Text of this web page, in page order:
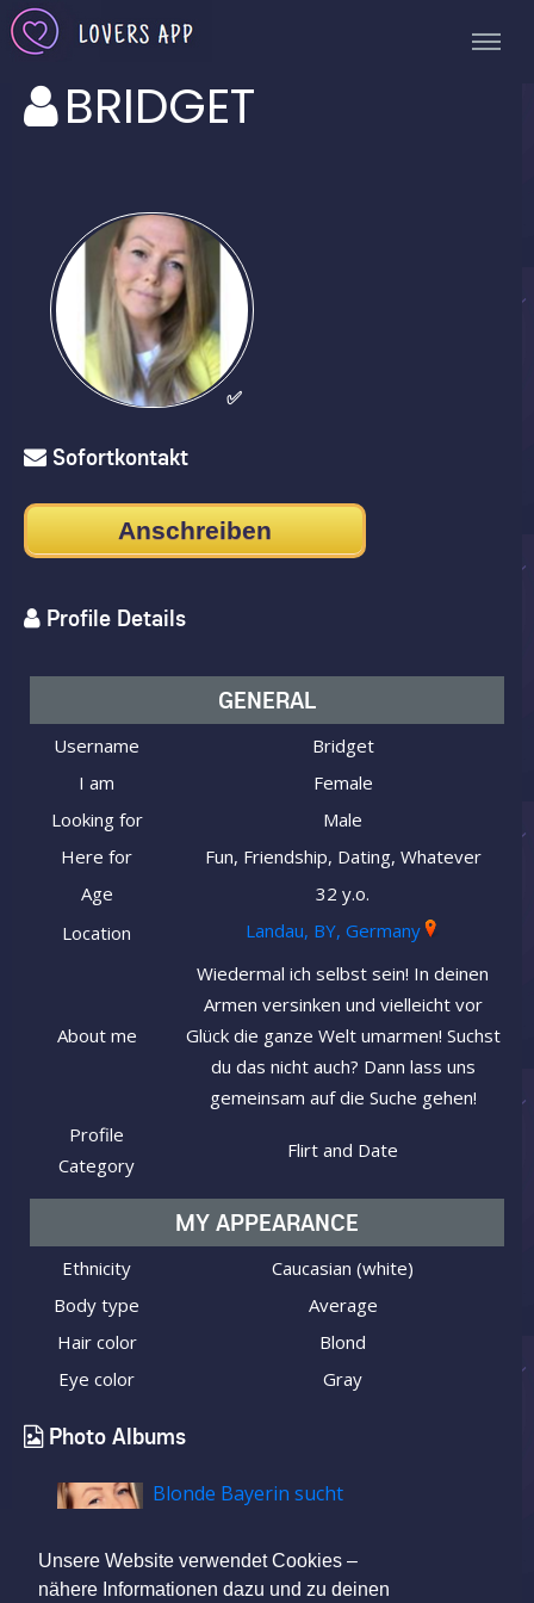
Unsere Website verwendet Cookies –
nähere Informationen dazu und zu deinen
BRIDGET
✅
Sofortkontakt
Anschreiben
Profile Details
GENERAL
Username
Bridget
I am
Female
Looking for
Male
Here for
Fun, Friendship, Dating, Whatever
Age
32 y.o.
Location
Landau, BY, Germany
About me
Wiedermal ich selbst sein! In deinen
Armen versinken und vielleicht vor
Glück die ganze Welt umarmen! Suchst
du das nicht auch? Dann lass uns
gemeinsam auf die Suche gehen!
Profile
Category
Flirt and Date
MY APPEARANCE
Ethnicity
Caucasian (white)
Body type
Average
Hair color
Blond
Eye color
Gray
Photo Albums
Blonde Bayerin sucht